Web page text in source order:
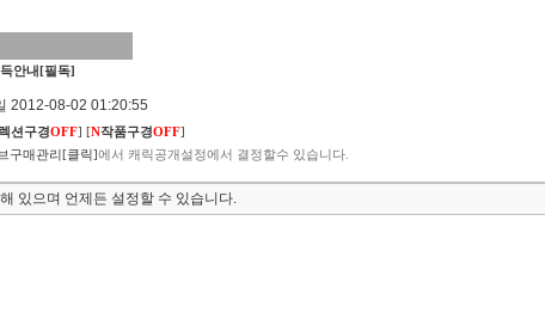
안내[필독]
2012-08-02 01:20:55
션구경OFF] [N작품구경OFF]
구매관리[클릭]에서 캐릭공개설정에서 결정할수 있습니다.
있으며 언제든 설정할 수 있습니다.